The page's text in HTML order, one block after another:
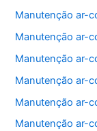
Manutenção ar-
Manutenção ar-
Manutenção ar-
Manutenção ar-
Manutenção ar-
Manutenção ar-